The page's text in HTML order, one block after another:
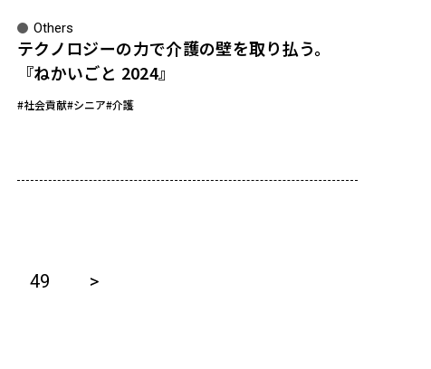
Others
テクノロジーの力で介護の壁を取り払う。
『ねかいごと 2024』
#社会貢献#シニア#介護
49